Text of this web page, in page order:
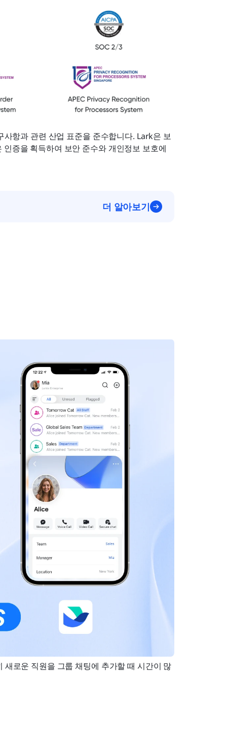
항과 관련 산업 표준을 준수합니다. Lark은 보
증을 획득하여 보안 준수와 개인정보 보호에
더 알아보기
로운 직원을 그룹 채팅에 추가할 때 시간이 많